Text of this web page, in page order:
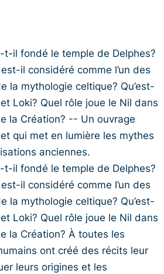
t-il fondé le temple de Delphes?
il considéré comme l’un des
la mythologie celtique? Qu’est-
Loki? Quel rôle joue le Nil dans
la Création? -- Un ouvrage
qui met en lumière les mythes
anciennes.
t-il fondé le temple de Delphes?
il considéré comme l’un des
la mythologie celtique? Qu’est-
Loki? Quel rôle joue le Nil dans
la Création? À toutes les
ont créé des récits leur
leurs origines et les